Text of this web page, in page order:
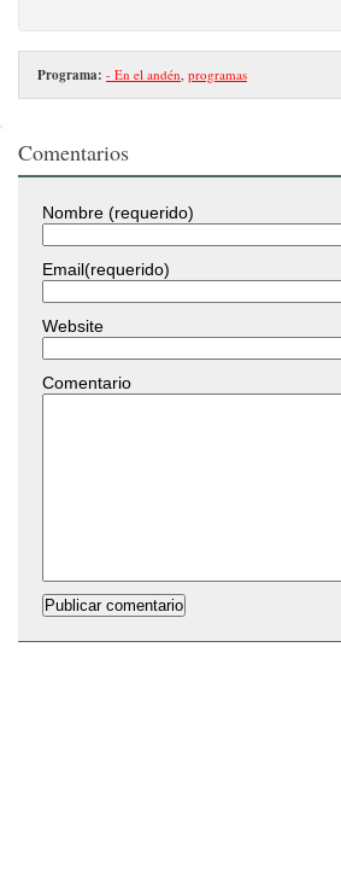
Programa: - En el andén, programas
Comentarios
Nombre (requerido)
Email(requerido)
Website
Comentario